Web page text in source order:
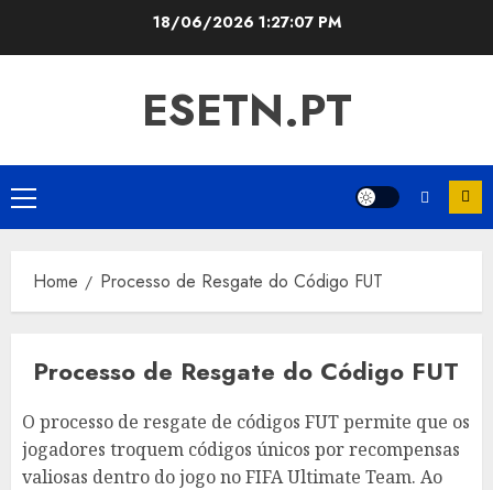
18/06/2026 1:27:08 PM
ESETN.PT
Primary
Menu
Home Processo de Resgate do Código FUT
Processo de Resgate do Código FUT
O processo de resgate de códigos FUT permite que os
jogadores troquem códigos únicos por recompensas
valiosas dentro do jogo no FIFA Ultimate Team. Ao